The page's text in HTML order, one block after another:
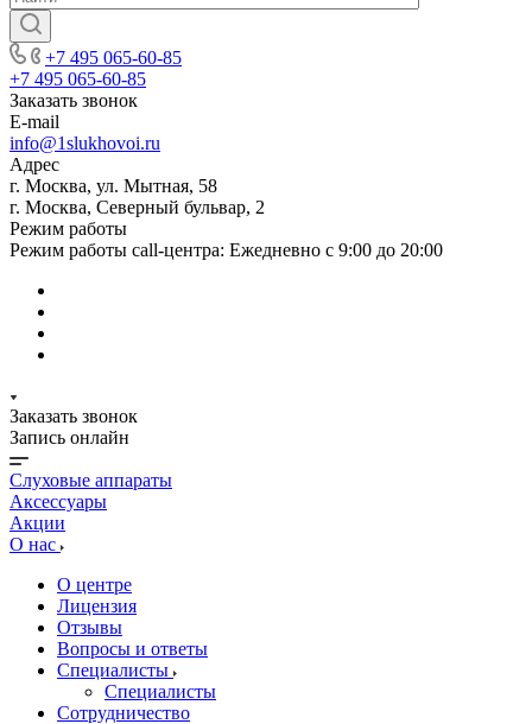
+7 495 065-60-85
+7 495 065-60-85
Заказать звонок
E-mail
info@1slukhovoi.ru
Адрес
г. Москва, ул. Мытная, 58
г. Москва, Северный бульвар, 2
Режим работы
Режим работы call-центра: Ежедневно с 9:00 до 20:00
Заказать звонок
Запись онлайн
Слуховые аппараты
Аксессуары
Акции
О нас
О центре
Лицензия
Отзывы
Вопросы и ответы
Специалисты
Специалисты
Сотрудничество